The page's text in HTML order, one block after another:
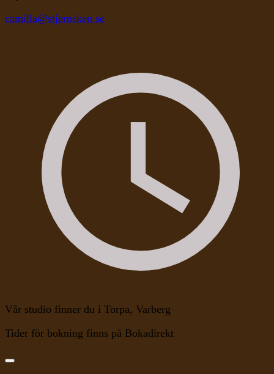
camilla@stjernsken.se
Vår studio finner du i Torpa, Varberg
Tider för bokning finns på Bokadirekt